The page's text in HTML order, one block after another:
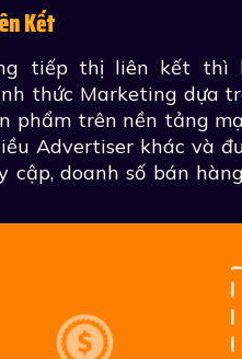
Kết
tiếp thị liên kết thì
thức Marketing dựa
phẩm trên nền tảng
Advertiser khác và
doanh số bán